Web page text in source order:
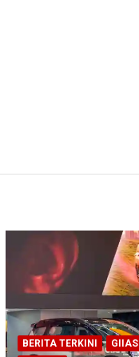
BERITA TERKINI GIIAS